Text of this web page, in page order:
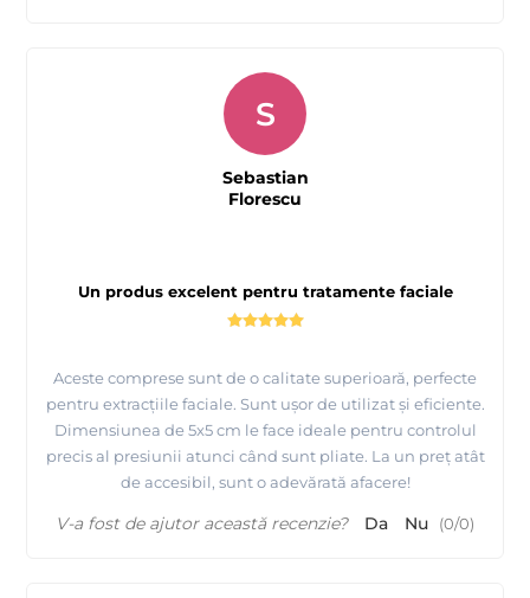
Un produs excelent pentru tratamente faciale
Aceste comprese sunt de o calitate superioară, perfecte
pentru extracțiile faciale. Sunt ușor de utilizat și eficiente.
Dimensiunea de 5x5 cm le face ideale pentru controlul
precis al presiunii atunci când sunt pliate. La un preț atât
de accesibil, sunt o adevărată afacere!
S
Sebastian
Florescu
V-a fost de ajutor această recenzie? Da Nu (0/0)